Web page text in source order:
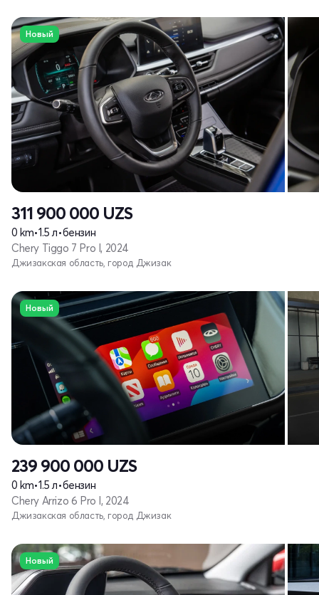
Новый
311 900 000 UZS
0 km•1.5 л•бензин
Chery Tiggo 7 Pro I, 2024
Джизакская область, город Джизак
Новый
239 900 000 UZS
0 km•1.5 л•бензин
Chery Arrizo 6 Pro I, 2024
Джизакская область, город Джизак
Новый